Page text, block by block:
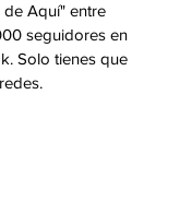
de Aquí" entre
seguidores en
Solo tienes que